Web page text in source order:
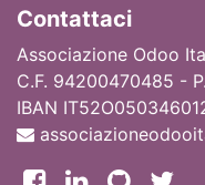
Contattaci
Associazione Odoo
C.F. 94200470485 -
IBAN